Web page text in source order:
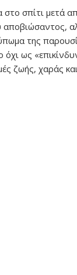
στο σπίτι μετά
αποβιώσαντος,
της
όχι ως
ζωής, χαράς